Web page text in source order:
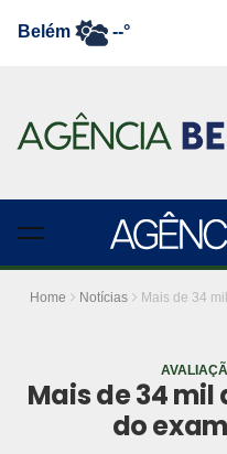
Belém --°
Home Notícias Mais de 34
Mais de 34
do